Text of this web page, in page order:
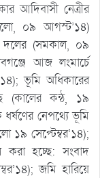
আদিবাসী নেত্রীর
০৯ আগস্ট’১৪)
দলের (সমকাল, ০৯
আজ লংমার্চে
ভূমি অধিকারের
(কালের কন্ঠ, ১৯
নেপথ্যে ভূমি
সেপ্টেম্বর’১৪);
হচ্ছে: সংবাদ
জমি হারিয়ে